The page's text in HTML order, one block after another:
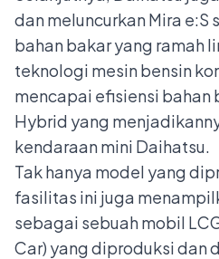
dan meluncurkan Mira
bahan bakar yang ramah
teknologi mesin bensin
mencapai efisiensi bahan
Hybrid yang
kendaraan mini Daihatsu.
Tak hanya model yang
fasilitas ini juga
sebagai sebuah mobil
Car) yang diproduksi dan